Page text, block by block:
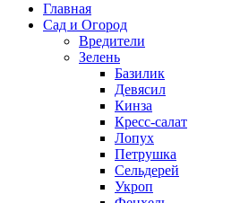
Главная
Сад и Огород
Вредители
Зелень
Базилик
Девясил
Кинза
Кресс-салат
Лопух
Петрушка
Сельдерей
Укроп